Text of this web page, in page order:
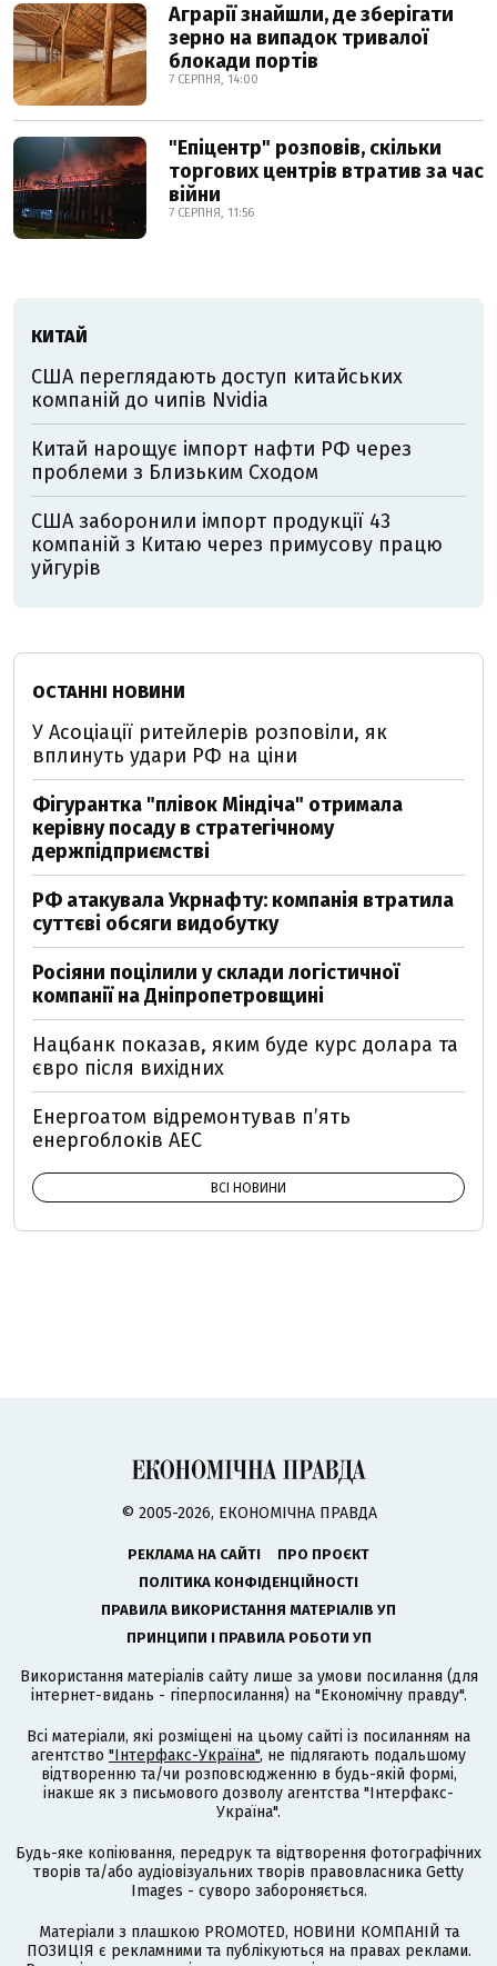
Аграрії знайшли, де зберігати
зерно на випадок тривалої
блокади портів
7 СЕРПНЯ, 14:00
"Епіцентр" розповів, скільки
торгових центрів втратив за час
війни
7 СЕРПНЯ, 11:56
КИТАЙ
США переглядають доступ китайських
компаній до чипів Nvidia
Китай нарощує імпорт нафти РФ через
проблеми з Близьким Сходом
США заборонили імпорт продукції 43
компаній з Китаю через примусову працю
уйгурів
ОСТАННІ НОВИНИ
У Асоціації ритейлерів розповіли, як
вплинуть удари РФ на ціни
Фігурантка "плівок Міндіча" отримала
керівну посаду в стратегічному
держпідприємстві
РФ атакувала Укрнафту: компанія втратила
суттєві обсяги видобутку
Росіяни поцілили у склади логістичної
компанії на Дніпропетровщині
Нацбанк показав, яким буде курс долара та
євро після вихідних
Енергоатом відремонтував п’ять
енергоблоків АЕС
ВСІ НОВИНИ
© 2005-2026, ЕКОНОМІЧНА ПРАВДА
РЕКЛАМА НА САЙТІ
ПРО ПРОЄКТ
ПОЛІТИКА КОНФІДЕНЦІЙНОСТІ
ПРАВИЛА ВИКОРИСТАННЯ МАТЕРІАЛІВ УП
ПРИНЦИПИ І ПРАВИЛА РОБОТИ УП
Використання матеріалів сайту лише за умови посилання (для
інтернет-видань - гіперпосилання) на "Економічну правду".
Всі матеріали, які розміщені на цьому сайті із посиланням на
агентство "Інтерфакс-Україна", не підлягають подальшому
відтворенню та/чи розповсюдженню в будь-якій формі,
інакше як з письмового дозволу агентства "Інтерфакс-
Україна".
Будь-яке копіювання, передрук та відтворення фотографічних
творів та/або аудіовізуальних творів правовласника Getty
Images - суворо забороняється.
Матеріали з плашкою PROMOTED, НОВИНИ КОМПАНІЙ та
ПОЗИЦІЯ є рекламними та публікуються на правах реклами.